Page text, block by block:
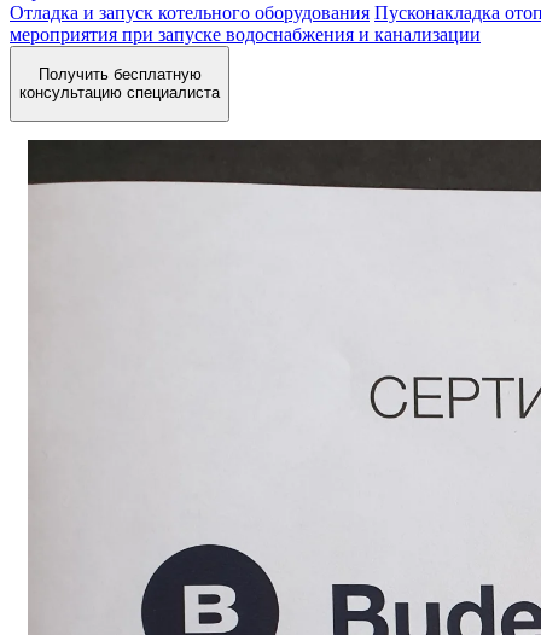
Отладка и запуск котельного оборудования Пусконакладка
мероприятия при запуске водоснабжения и канализации
Получить бесплатную
консультацию специалиста